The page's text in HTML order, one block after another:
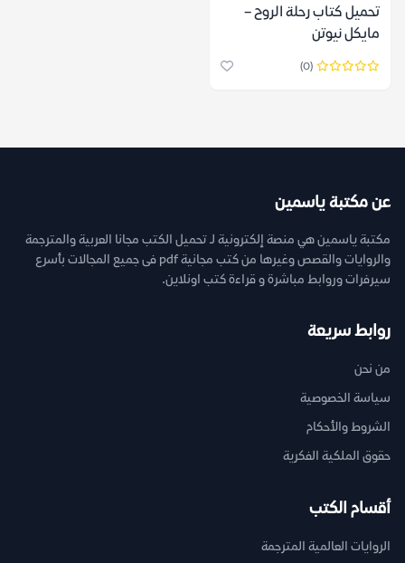
تحميل كتاب رحلة الروح –
مايكل نيوتن
(0)
عن مكتبة ياسمين
مكتبة ياسمين هي منصة إلكترونية لـ تحميل الكتب مجانا العربية والمترجمة
والروايات والقصص وغيرها من كتب مجانية pdf فى جميع المجالات بأسرع
سيرفرات وروابط مباشرة و قراءة كتب اونلاين.
روابط سريعة
من نحن
سياسة الخصوصية
الشروط والأحكام
حقوق الملكية الفكرية
أقسام الكتب
الروايات العالمية المترجمة